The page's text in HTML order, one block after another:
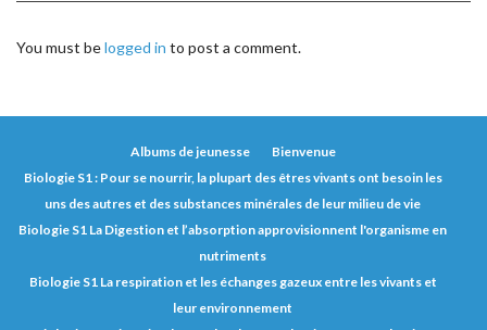
You must belogged in to post a comment.
Albums de jeunesse
Bienvenue
Biologie S1 : Pour se nourrir, la plupart des êtres vivants ont besoin les
uns des autres et des substances minérales de leur milieu de vie
Biologie S1 La Digestion et l’absorption approvisionnent l'organisme en
nutriments
Biologie S1 La respiration et les échanges gazeux entre les vivants et
leur environnement